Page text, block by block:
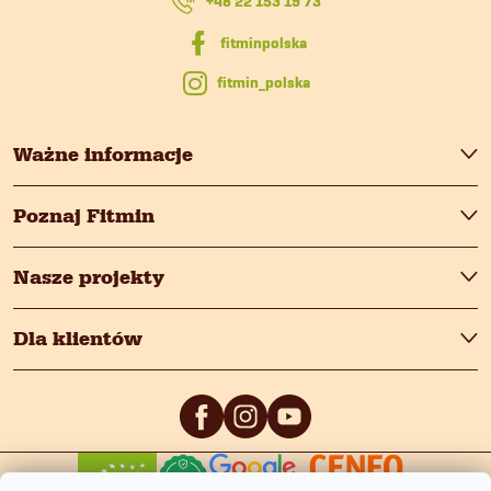
Ważne informacje
Poznaj Fitmin
Nasze projekty
Dla klientów
fitmin_polska